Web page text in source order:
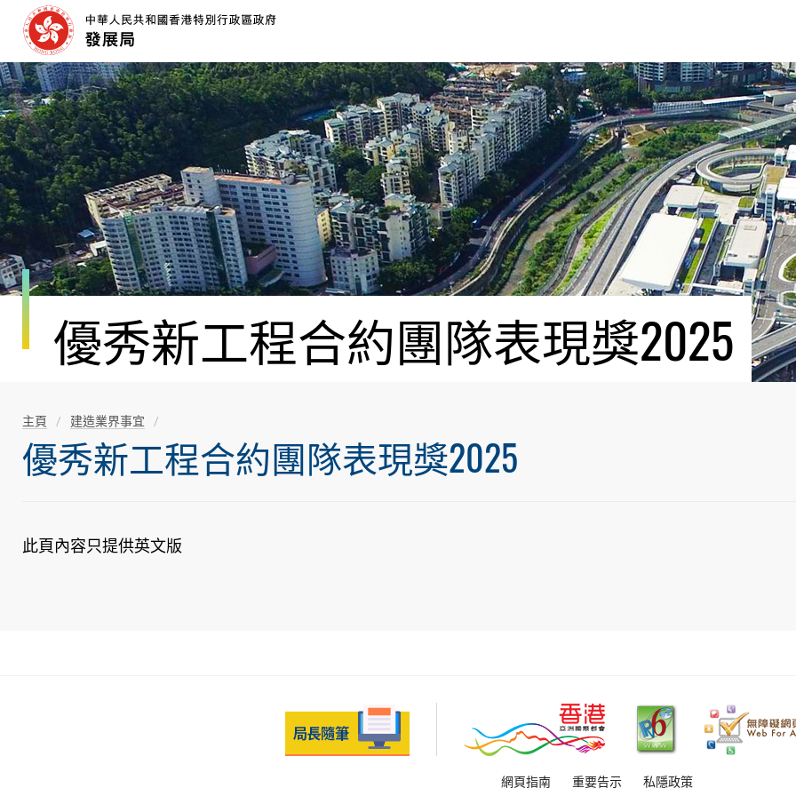
容
開
始
優秀新工程合約團隊表現獎2025
主頁 建造業界事宜
優秀新工程合約團隊表現獎2025
此頁內容只提供英文版
網頁指南 重要告示 私隱政策